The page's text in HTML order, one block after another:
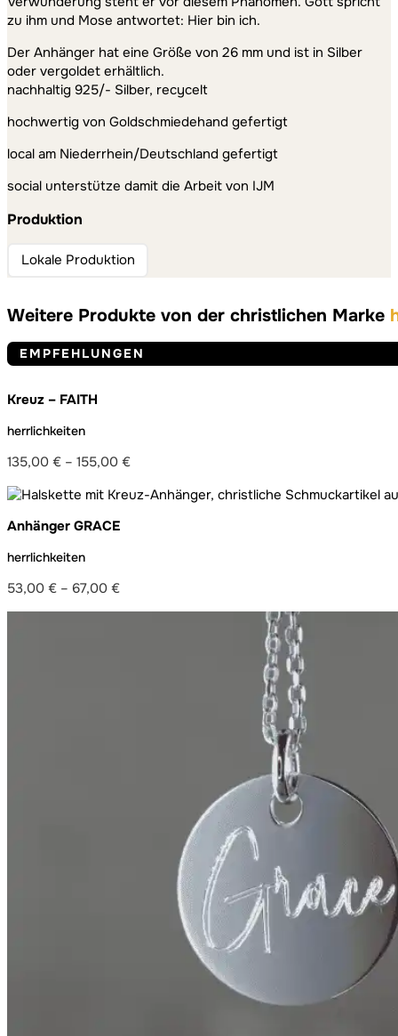
zu ihm und Mose antwortet: Hier bin ich.
Der Anhänger hat eine Größe von 26 mm und ist in Silber
oder vergoldet erhältlich.
nachhaltig 925/- Silber, recycelt
hochwertig von Goldschmiedehand gefertigt
local am Niederrhein/Deutschland gefertigt
social unterstütze damit die Arbeit von IJM
Produktion
Lokale Produktion
Weitere Produkte von der christlichen Marke
EMPFEHLUNGEN
Kreuz – FAITH
herrlichkeiten
135,00 € – 155,00 €
135,00 €
Anhänger GRACE
herrlichkeiten
53,00 € – 67,00 €